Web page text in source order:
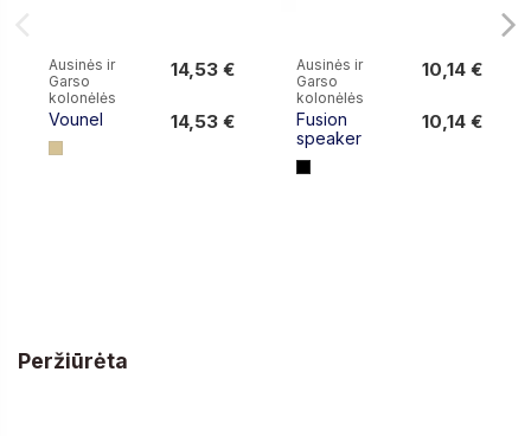
Ausinės ir
Garso
kolonėlės
Vounel
14,53 €
14,53 €
Ausinės ir
Garso
kolonėlės
Fusion
speaker
10,14 €
10,14 €
Peržiūrėta